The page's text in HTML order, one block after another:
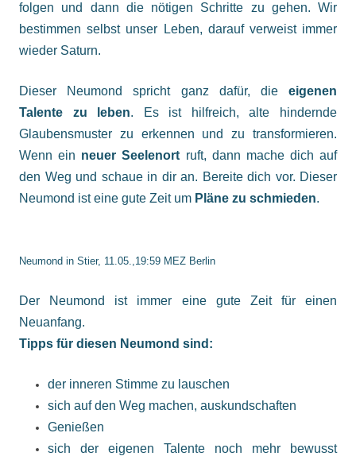
folgen und dann die nötigen Schritte zu gehen. Wir
bestimmen selbst unser Leben, darauf verweist immer
wieder Saturn.
Dieser Neumond spricht ganz dafür, die eigenen
Talente
zu leben. Es ist hilfreich, alte hindernde
Glaubensmuster zu erkennen und zu transformieren.
Wenn ein neuer Seelenort ruft, dann mache dich auf
den Weg und schaue in dir an. Bereite dich vor. Dieser
Neumond ist eine gute Zeit um Pläne zu schmieden.
Neumond in Stier, 11.05.,19:59 MEZ Berlin
Der Neumond ist immer eine gute Zeit für einen
Neuanfang.
Tipps für diesen Neumond sind:
der inneren Stimme zu lauschen
sich auf den Weg machen, auskundschaften
Genießen
sich der eigenen Talente noch mehr bewusst